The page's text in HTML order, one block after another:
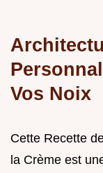
Vos Noix
Cette Recette
la Crème est